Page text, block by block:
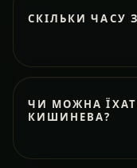
СКІЛЬКИ ЧАСУ
ЧИ МОЖНА
КИШИНЕВА?